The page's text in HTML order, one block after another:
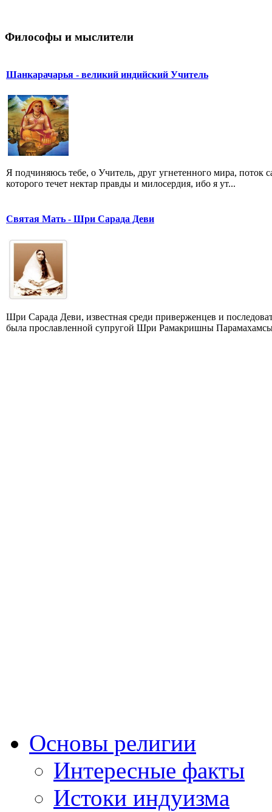
Философы и мыслители
Шанкарачарья - великий индийский Учитель
Я подчиняюсь тебе, о Учитель, друг угнетенного мира,
которого течет нектар правды и милосердия, ибо я ут...
Святая Мать - Шри Сарада Деви
Шри Сарада Деви, известная среди приверженцев и
была прославленной супругой Шри Рамакришны
Основы религии
Интересные факты
Истоки индуизма